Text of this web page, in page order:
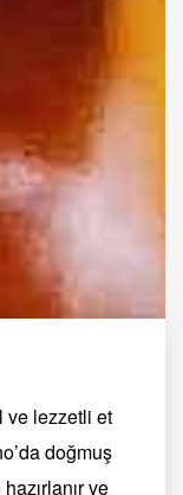
ve lezzetli et
doğmuş
ve